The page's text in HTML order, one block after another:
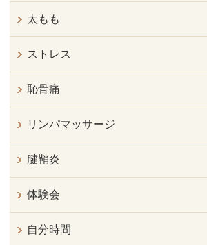
太もも
ストレス
恥骨痛
リンパマッサージ
腱鞘炎
体験会
自分時間